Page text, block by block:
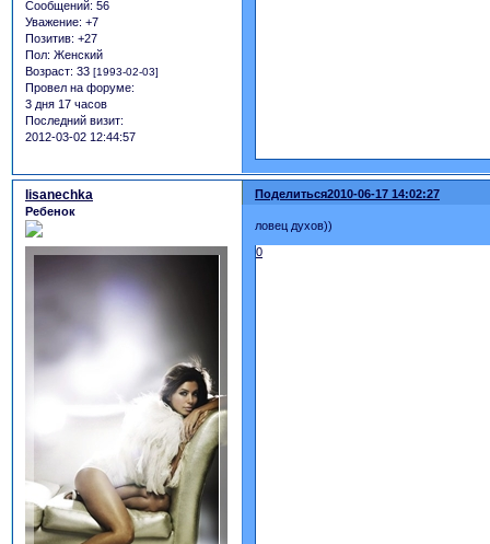
Сообщений: 56
Уважение: +7
Позитив: +27
Пол: Женский
Возраст: 33 [1993-02-03]
Провел на форуме:
3 дня 17 часов
Последний визит:
2012-03-02 12:44:57
Поделиться2010-06-17 14:02:27
lisanechka
Ребенок
ловец духов))
0